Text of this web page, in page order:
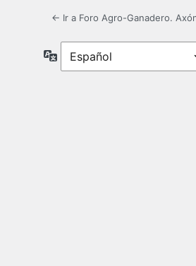
← Ir a Foro Agro-Ganadero.
Idioma